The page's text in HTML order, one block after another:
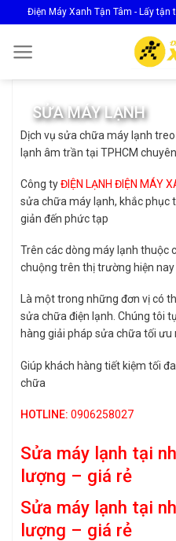
to
content
Điện Máy Xanh Tận Tâm - Lấy
SỬA MÁY LẠNH
Dịch vụ sửa chữa máy lạnh
lạnh âm trần tại TPHCM
Công tyĐIỆN LẠNH ĐIỆN MÁY
sửa chữa máy lạnh, khắc phục
giản đến phức tạp
Trên các dòng máy lạnh thuộc
chuộng trên thị trường hiện nay
Là một trong những đơn vị có
sửa chữa điện lạnh. Chúng tôi
hàng giải pháp sửa chữa tối ưu
Giúp khách hàng tiết kiệm tối
chữa
HOTLINE: 0906258027
Sửa máy lạnh tại
lượng – giá rẻ
Sửa máy lạnh tại
lượng – giá rẻ